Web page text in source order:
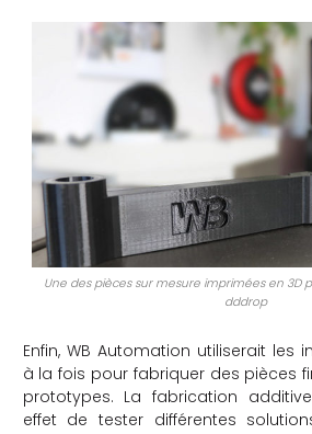
Une des pièces sur mesure imprimées en 3D
dddrop
Enfin, WB Automation utiliserait les
à la fois pour fabriquer des pièces
prototypes. La fabrication
effet de tester différentes